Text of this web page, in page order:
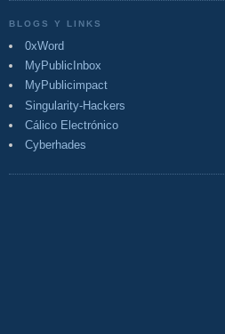
BLOGS Y LINKS
0xWord
MyPublicInbox
MyPublicimpact
Singularity-Hackers
Cálico Electrónico
Cyberhades